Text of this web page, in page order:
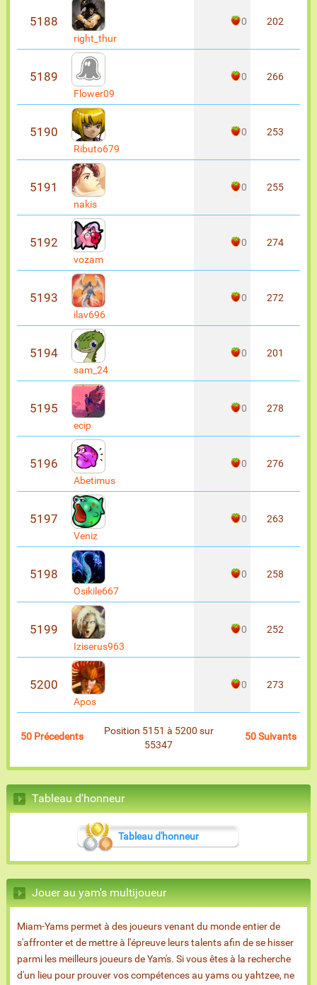
5188
right_thur
0 202
5189
Flower09
0 266
5190
Ributo679
0 253
5191
nakis
0 255
5192
vozam
0 274
5193
ilav696
0 272
5194
sam_24
0 201
5195
ecip
0 278
5196
Abetimus
0 276
5197
Veniz
0 263
5198
Osikile667
0 258
5199
Iziserus963
0 252
5200
Apos
0 273
50 Précedents
Position 5151 à 5200 sur
55347
50 Suivants
Tableau d'honneur
Tableau d'honneur
Jouer au yam's multijoueur
Miam-Yams permet à des joueurs venant du monde entier de
s'affronter et de mettre à l'épreuve leurs talents afin de se hisser
parmi les meilleurs joueurs de Yam's. Si vous êtes à la recherche
d'un lieu pour prouver vos compétences au yams ou yahtzee, ne